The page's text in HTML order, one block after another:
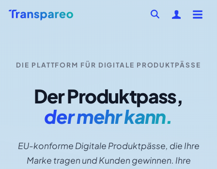
DIE PLATTFORM FÜR DIGITALE PRODUKTPÄSSE
Der Produktpass,
der mehr kann.
EU-konforme Digitale Produktpässe, die Ihre
Marke tragen und Kunden gewinnen. Ihre